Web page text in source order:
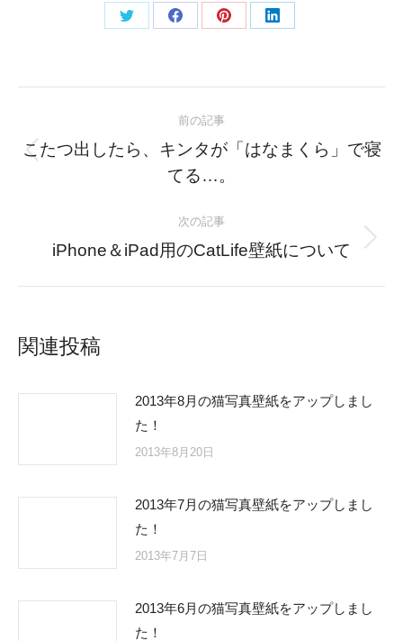
Share
Share
Share
Share
navigation
前の記事
Previous
post:
こたつ出したら、キンタが「はなまくら」で寝
てる…。
次の記事
Next
iPhone＆iPad用のCatLife壁紙について
関連投稿
2013年8月の猫写真壁紙をアップしまし
た！
2013年8月20日
2013年7月の猫写真壁紙をアップしまし
た！
2013年7月7日
2013年6月の猫写真壁紙をアップしまし
た！